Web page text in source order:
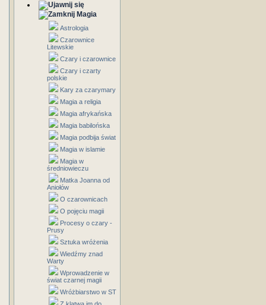
Magia
Astrologia
Czarownice
Litewskie
Czary i czarownice
Czary i czarty
polskie
Kary za czarymary
Magia a religia
Magia afrykańska
Magia babilońska
Magia podbija świat
Magia w islamie
Magia w
średniowieczu
Matka Joanna od
Aniołów
O czarownicach
O pojęciu magii
Procesy o czary -
Prusy
Sztuka wróżenia
Wiedźmy znad
Warty
Wprowadzenie w
świat czarnej magii
Wróżbiarstwo w ST